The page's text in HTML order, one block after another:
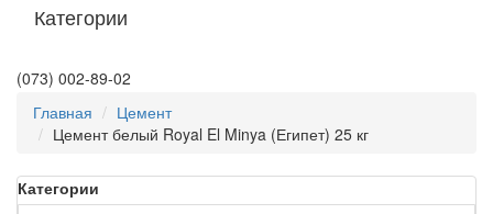
Категории
(073) 002-89-02
Главная
Цемент
Цемент белый Royal El Minya (Египет) 25 кг
Категории